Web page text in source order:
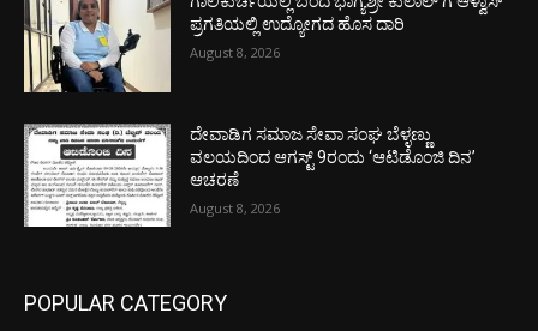
ಪ್ರಗತಿಯಲ್ಲಿ ಉದ್ಯೋಗದ ಹೊಸ ದಾರಿ
August 8, 2026
ದೇವಾಡಿಗ ಸಮಾಜ ಸೇವಾ ಸಂಘ ಬೆಳ್ಳಣ್ಣು
ವಲಯದಿಂದ ಆಗಸ್ಟ್ 9ರಂದು ‘ಆಟಿಡೊಂಜಿ ದಿನ’
ಆಚರಣೆ
August 8, 2026
POPULAR CATEGORY